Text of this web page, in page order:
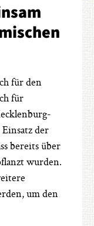
für den
für
der
bereits über
wurden.
um den